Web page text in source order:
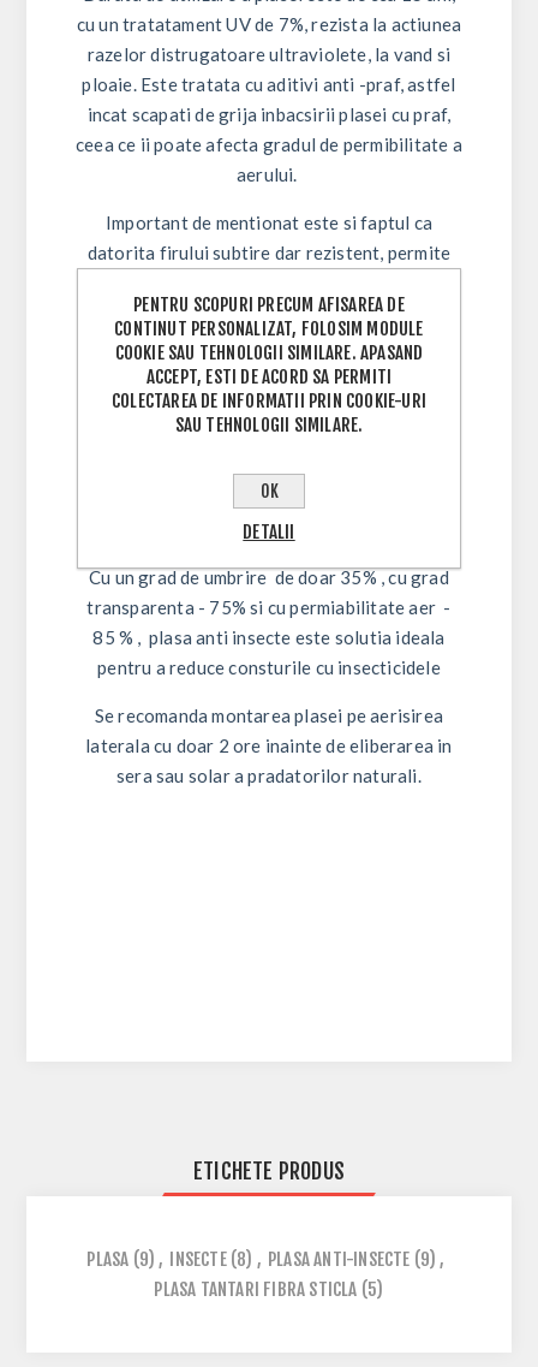
cu un tratatament UV de 7%, rezista la actiunea
razelor distrugatoare ultraviolete, la vand si
ploaie. Este tratata cu aditivi anti -praf, astfel
incat scapati de grija inbacsirii plasei cu praf,
ceea ce ii poate afecta gradul de permibilitate a
aerului.
Important de mentionat este si faptul ca
datorita firului subtire dar rezistent, permite
plase obisnuite din comert au firele groase si
impiedica patrunderea aerului proaspat in sere
sau solarii, reducand astfel productivitatea.
Are marginea bine intarita pe ambele laterale
solarului.
Latime 0,8m, Lungime 30m
Cu ungrad de umbrire de doar 35% , cu grad
transparenta - 75% si cu permiabilitate aer -
85 % , plasa anti insecte este solutia ideala
pentru a reduce consturile cu insecticidele
Se recomanda montarea plasei pe aerisirea
laterala cu doar 2 ore inainte de eliberarea in
sera sau solar a pradatorilor naturali.
ETICHETE PRODUS
PLASA (9) , INSECTE (8) , PLASA ANTI-INSECTE (9) ,
PLASA TANTARI FIBRA STICLA (5)
PENTRU SCOPURI PRECUM AFISAREA DE
CONTINUT PERSONALIZAT, FOLOSIM MODULE
COOKIE SAU TEHNOLOGII SIMILARE. APASAND
ACCEPT, ESTI DE ACORD SA PERMITI
COLECTAREA DE INFORMATII PRIN COOKIE-URI
SAU TEHNOLOGII SIMILARE.
OK
DETALII